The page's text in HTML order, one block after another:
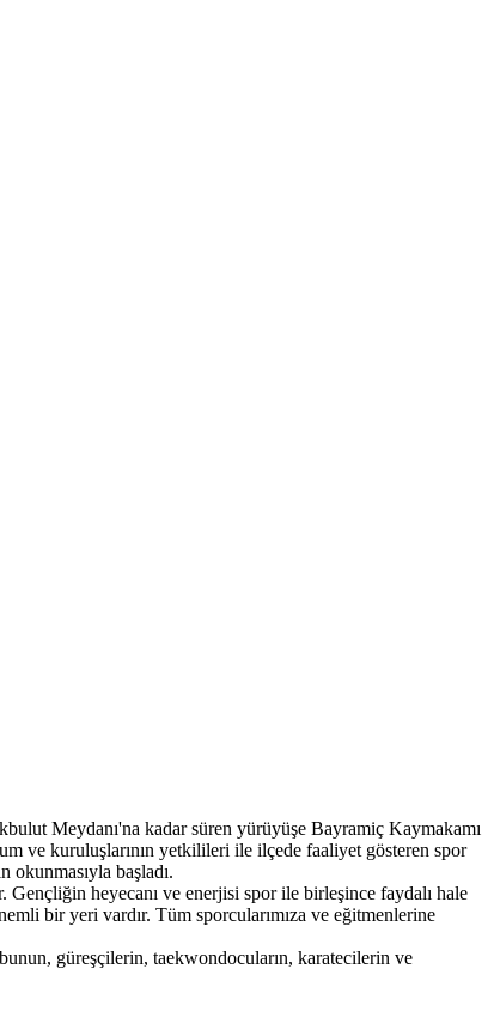
Meydanı'na kadar süren yürüyüşe Bayramiç Kaymakamı
ve kuruluşlarının yetkilileri ile ilçede faaliyet gösteren spor
okunmasıyla başladı.
heyecanı ve enerjisi spor ile birleşince faydalı hale
bir yeri vardır. Tüm sporcularımıza ve eğitmenlerine
güreşçilerin, taekwondocuların, karatecilerin ve